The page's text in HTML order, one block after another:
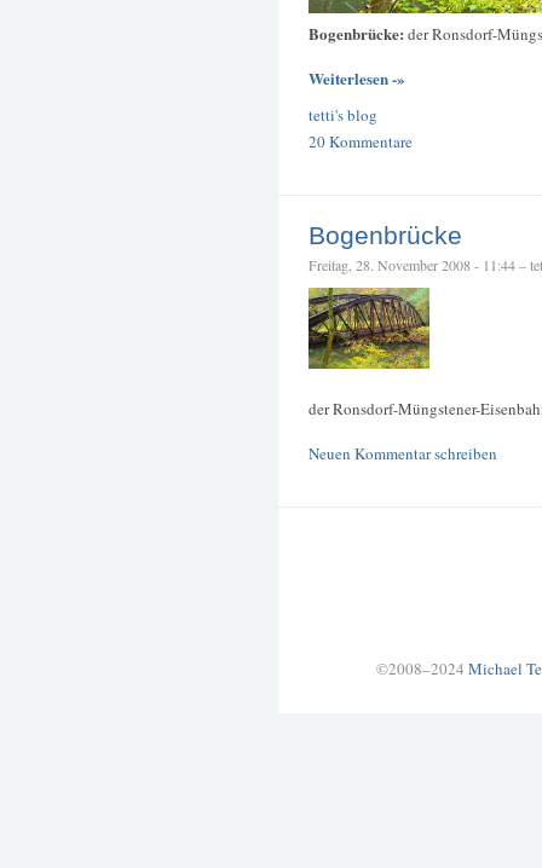
Bogenbrücke: der Ronsdorf-
Weiterlesen -»
tetti's blog
20 Kommentare
Bogenbrücke
Freitag, 28. November 2008 - 11:44 –
der Ronsdorf-Müngstener-
Neuen Kommentar schreiben
©2008–2024 Michael